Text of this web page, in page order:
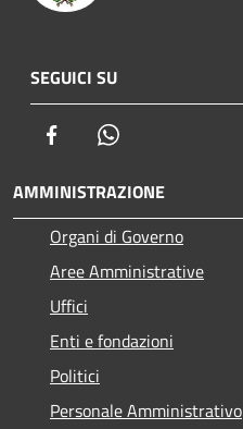
SEGUICI SU
Facebook
AMMINISTRAZIONE
Organi di Governo
Aree Amministrative
Uffici
Enti e fondazioni
Politici
Personale Amministrativo